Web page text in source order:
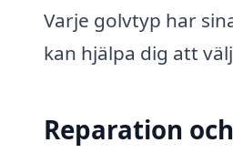
Varje golvtyp har
kan hjälpa dig att
Reparation